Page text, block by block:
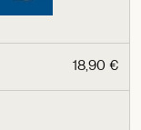
18,90 €